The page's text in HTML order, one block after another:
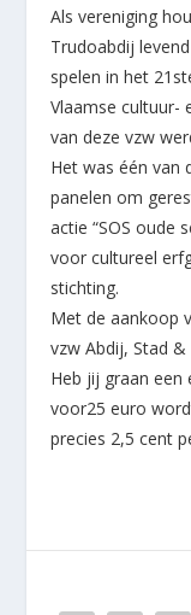
Als vereniging
Trudoabdij
spelen in het
Vlaamse cultuur-
van deze vzw
Het was één van
panelen om
actie “SOS oude
voor cultureel
stichting.
Met de aankoop
vzw Abdij, Stad &
Heb jij graan een
voor25 euro
precies 2,5 cent